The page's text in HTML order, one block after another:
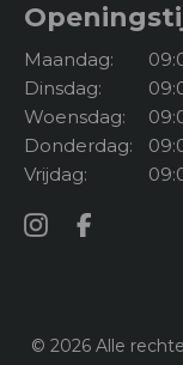
Maandag:
Dinsdag:
Woensdag:
Donderdag:
Vrijdag:
© 2026 Alle